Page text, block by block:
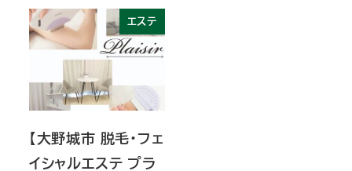
エステ
【大野城市 脱毛・フェ
イシャルエステ プラ